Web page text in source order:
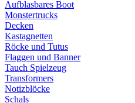
Aufblasbares Boot
Monstertrucks
Decken
Kastagnetten
Röcke und Tutus
Flaggen und Banner
Tauch Spielzeug
Transformers
Notizblöcke
Schals